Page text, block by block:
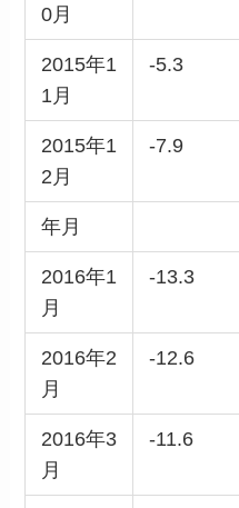
0月
2015年1
1月
-5.3
2015年1
2月
-7.9
年月
2016年1
月
-13.3
2016年2
月
-12.6
2016年3
月
-11.6